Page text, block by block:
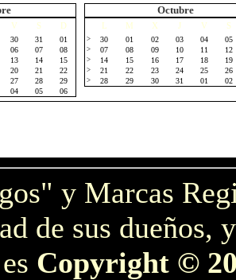
V S D
30 31 01
06 07 08
13 14 15
20 21 22
27 28 29
04 05 06
Octubre
M X J V S
> 30 01 02 03 04 05
> 07 08 09 10 11 12
> 14 15 16 17 18 19
> 21 22 23 24 25 26
> 28 29 30 31 01 02
y Marcas
de sus dueños,
Copyright ©